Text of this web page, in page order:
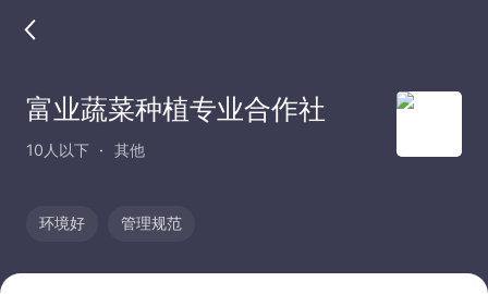
富业蔬菜种植专业合作社
10人以下 其他
环境好 管理规范